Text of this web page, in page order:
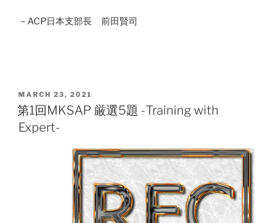
－ACP日本支部長 前田賢司
POSTED
ON
MARCH 23, 2021
第1回MKSAP 厳選5題 -Training with
Expert-